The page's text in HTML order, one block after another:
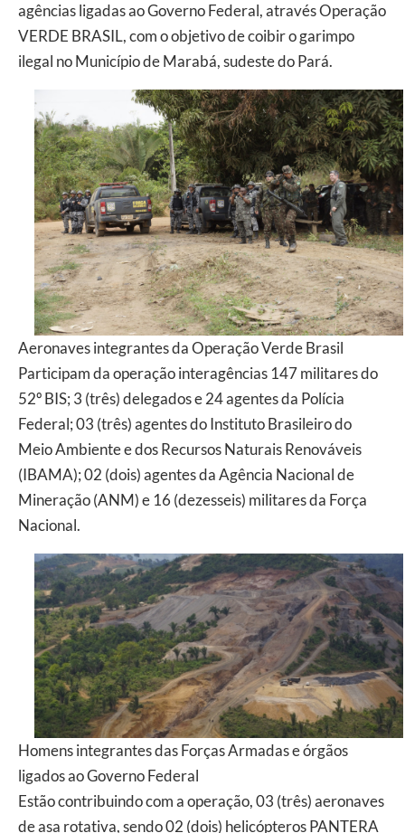
agências ligadas ao Governo Federal, através Operação
VERDE BRASIL, com o objetivo de coibir o garimpo
ilegal no Município de Marabá, sudeste do Pará.
Aeronaves integrantes da Operação Verde Brasil
Participam da operação interagências 147 militares do
52º BIS; 3 (três) delegados e 24 agentes da Polícia
Federal; 03 (três) agentes do Instituto Brasileiro do
Meio Ambiente e dos Recursos Naturais Renováveis
(IBAMA); 02 (dois) agentes da Agência Nacional de
Mineração (ANM) e 16 (dezesseis) militares da Força
Nacional.
Homens integrantes das Forças Armadas e órgãos
ligados ao Governo Federal
Estão contribuindo com a operação, 03 (três) aeronaves
de asa rotativa, sendo 02 (dois) helicópteros PANTERA